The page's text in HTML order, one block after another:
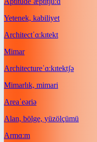
Yetenek, kabiliyet
Architectˈɑːkɪtekt
Mimar
Architectureˈɑːkɪtektʃə
Mimarlık, mimari
Areaˈeəriə
Alan, bölge, yüzölçümü
Armɑːm